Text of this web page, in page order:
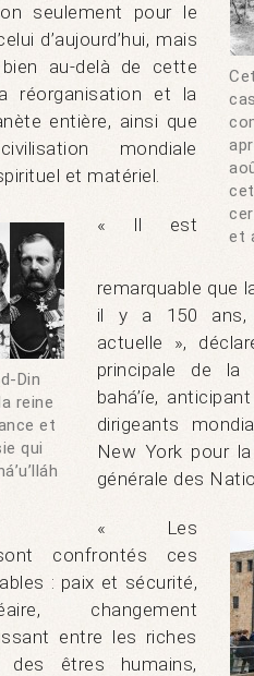
et
seulement pour le
d’aujourd’hui, mais
au-delà de cette
réorganisation et la
entière, ainsi que
mondiale
et matériel.
Din
reine
et
qui
« Il est
remarquable que
il y a 150 ans,
actuelle »,
principale de la
bahá’íe,
dirigeants
New York pour
générale des
« Les
confrontés ces
: paix et sécurité,
changement
entre les riches
êtres humains,